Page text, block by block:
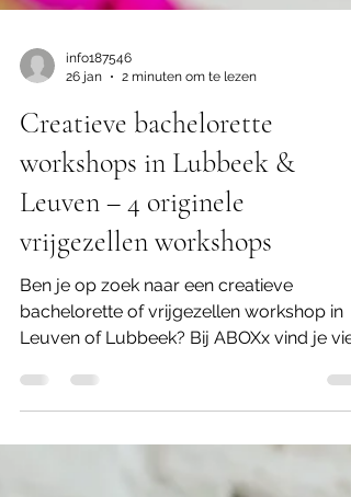
26 jan
2 minuten om te lezen
Creatieve bachelorette
workshops in Lubbeek &
Leuven – 4 originele
vrijgezellen workshops
Ben je op zoek naar een creatieve
bachelorette of vrijgezellen workshop in
Leuven of Lubbeek? Bij ABOXx vind je vier
atelier in Lubbeek (vlakbij Leuven) beleef
samen met vriendinnen een creatief, fun